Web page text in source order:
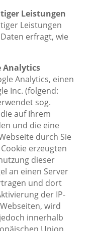
Leistungen
Leistungen
erfragt, wie
Analytics
Analytics, einen
Inc. (folgend:
sog.
auf Ihrem
und die eine
durch Sie
erzeugten
dieser
an einen Server
und dort
der IP-
wird
innerhalb